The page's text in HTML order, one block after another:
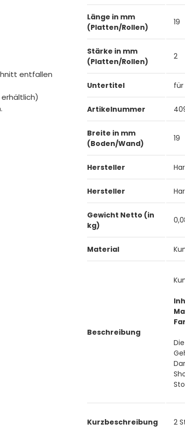
entfallen
Länge in mm
(Platten/Rollen)
19
Stärke in mm
(Platten/Rollen)
2
Untertitel für
Artikelnummer
Breite in mm
(Boden/Wand)
19
Hersteller
Hersteller
Gewicht Netto (in
kg)
Material
Beschreibung
Kurzbeschreibung 2